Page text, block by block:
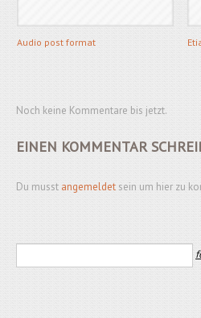
Audio post format
Noch keine Kommentare bis jetzt.
EINEN KOMMENTAR
Du musst angemeldet sein um hier zu